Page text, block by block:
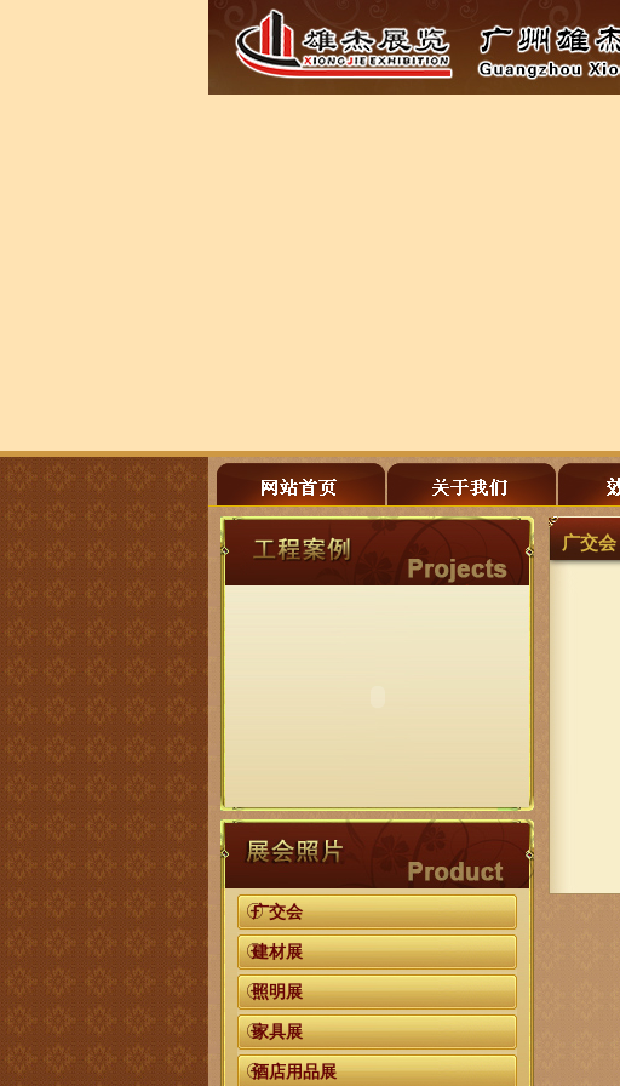
广交会
建材展
照明展
家具展
酒店用品展
广交会